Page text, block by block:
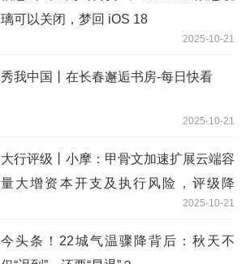
璃可以关闭，梦回 iOS 18
2025-10-21
秀我中国丨在长春邂逅书房-每日快看
2025-10-21
大行评级丨小摩：甲骨文加速扩展云端容
量大增资本开支及执行风险，评级降
2025-10-21
今头条！22城气温骤降背后：秋天不